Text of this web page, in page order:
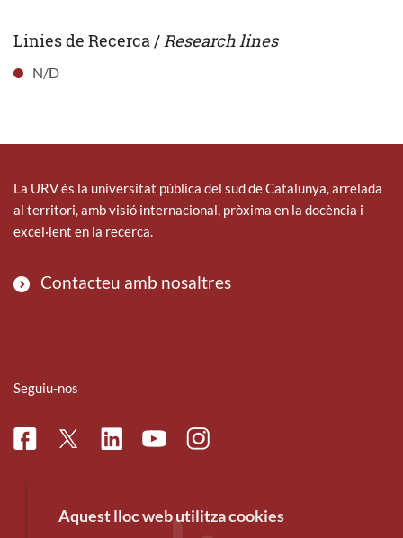
Linies de Recerca / Research lines
N/D
La URV és la universitat pública del sud de Catalunya, arrelada
al territori, amb visió internacional, pròxima en la docència i
excel·lent en la recerca.
Contacteu amb nosaltres
Seguiu-nos
FacebookTwitterLinkedinYoutubeInstagram
Aquest lloc web utilitza cookies